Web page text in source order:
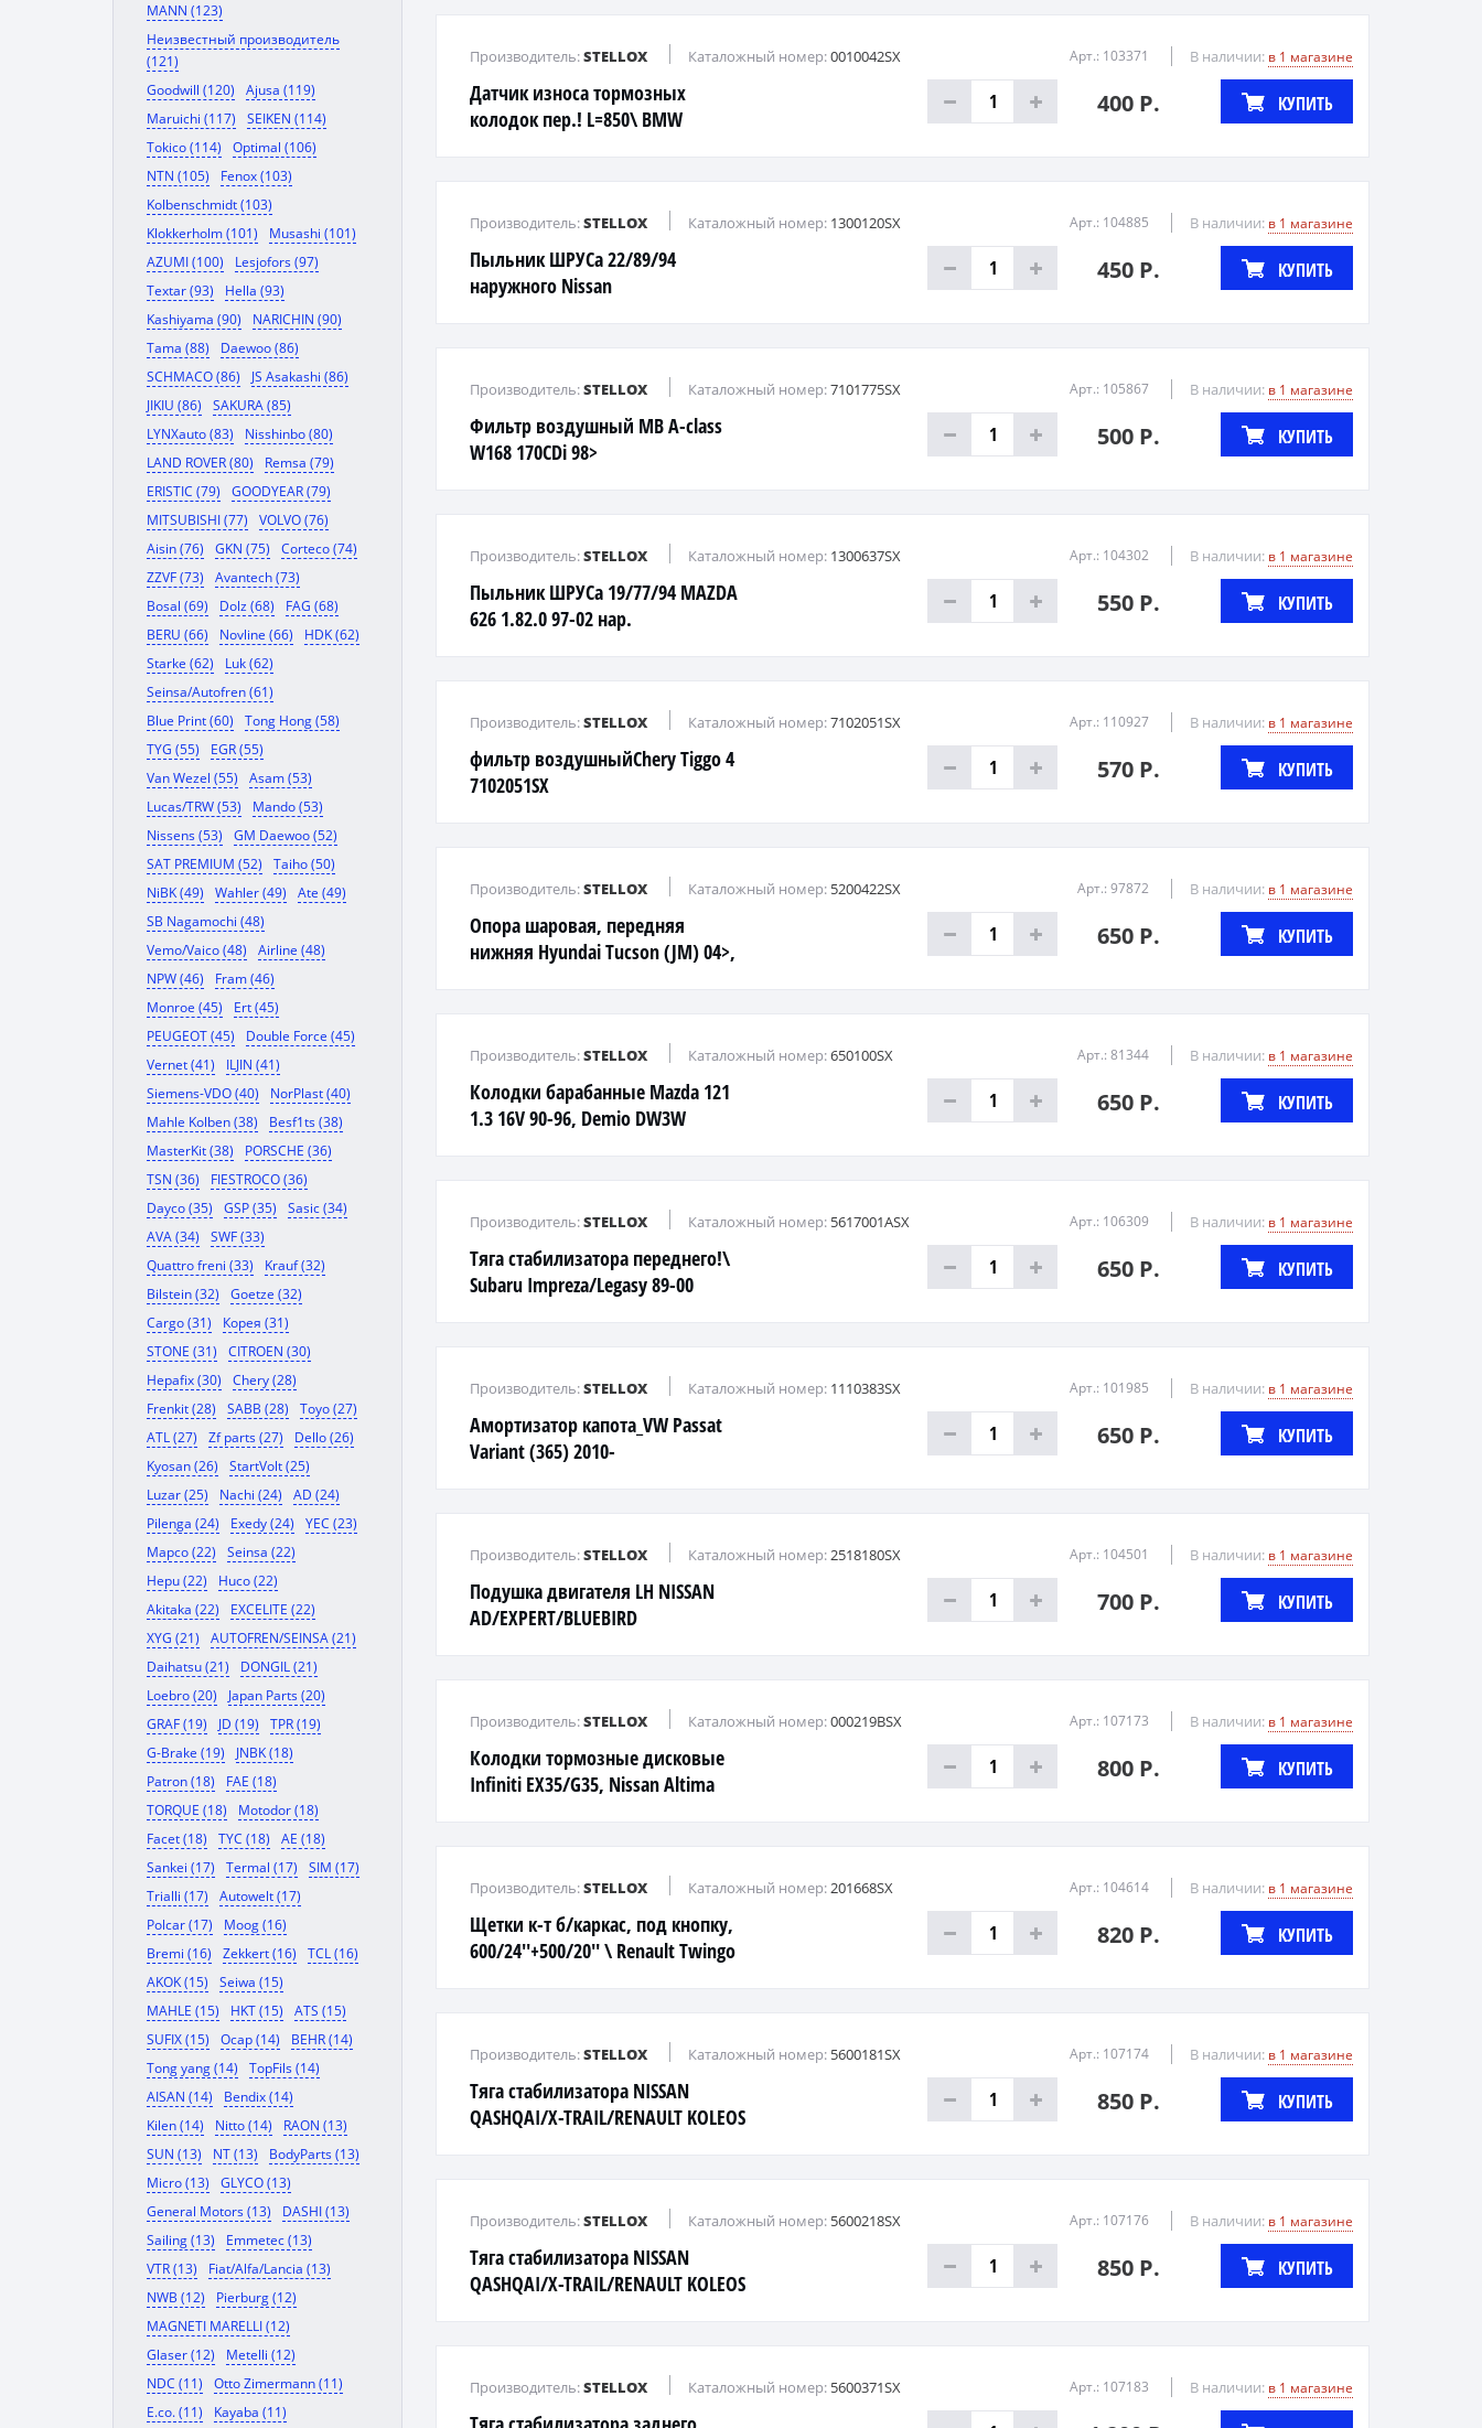
MANN (123)
Неизвестный производитель
(121)
Goodwill (120)
Ajusa (119)
Maruichi (117)
SEIKEN (114)
Tokico (114)
Optimal (106)
NTN (105)
Fenox (103)
Kolbenschmidt (103)
Klokkerholm (101)
Musashi (101)
AZUMI (100)
Lesjofors (97)
Textar (93)
Hella (93)
Kashiyama (90)
NARICHIN (90)
Tama (88)
Daewoo (86)
SCHMACO (86)
JS Asakashi (86)
JIKIU (86)
SAKURA (85)
LYNXauto (83)
Nisshinbo (80)
LAND ROVER (80)
Remsa (79)
ERISTIC (79)
GOODYEAR (79)
MITSUBISHI (77)
VOLVO (76)
Aisin (76)
GKN (75)
Corteco (74)
ZZVF (73)
Avantech (73)
Bosal (69)
Dolz (68)
FAG (68)
BERU (66)
Novline (66)
HDK (62)
Starke (62)
Luk (62)
Seinsa/Autofren (61)
Blue Print (60)
Tong Hong (58)
TYG (55)
EGR (55)
Van Wezel (55)
Asam (53)
Lucas/TRW (53)
Mando (53)
Nissens (53)
GM Daewoo (52)
SAT PREMIUM (52)
Taiho (50)
NiBK (49)
Wahler (49)
Ate (49)
SB Nagamochi (48)
Vemo/Vaico (48)
Airline (48)
NPW (46)
Fram (46)
Monroe (45)
Ert (45)
PEUGEOT (45)
Double Force (45)
Vernet (41)
ILJIN (41)
Siemens-VDO (40)
NorPlast (40)
Mahle Kolben (38)
Besf1ts (38)
MasterKit (38)
PORSCHE (36)
TSN (36)
FIESTROCO (36)
Dayco (35)
GSP (35)
Sasic (34)
AVA (34)
SWF (33)
Quattro freni (33)
Krauf (32)
Bilstein (32)
Goetze (32)
Cargo (31)
Корея (31)
STONE (31)
CITROEN (30)
Hepafix (30)
Chery (28)
Frenkit (28)
SABB (28)
Toyo (27)
ATL (27)
Zf parts (27)
Dello (26)
Kyosan (26)
StartVolt (25)
Luzar (25)
Nachi (24)
AD (24)
Pilenga (24)
Exedy (24)
YEC (23)
Mapco (22)
Seinsa (22)
Hepu (22)
Huco (22)
Akitaka (22)
EXCELITE (22)
XYG (21)
AUTOFREN/SEINSA (21)
Daihatsu (21)
DONGIL (21)
Loebro (20)
Japan Parts (20)
GRAF (19)
JD (19)
TPR (19)
G-Brake (19)
JNBK (18)
Patron (18)
FAE (18)
TORQUE (18)
Motodor (18)
Facet (18)
TYC (18)
AE (18)
Sankei (17)
Termal (17)
SIM (17)
Trialli (17)
Autowelt (17)
Polcar (17)
Moog (16)
Bremi (16)
Zekkert (16)
TCL (16)
AKOK (15)
Seiwa (15)
MAHLE (15)
HKT (15)
ATS (15)
SUFIX (15)
Ocap (14)
BEHR (14)
Tong yang (14)
TopFils (14)
AISAN (14)
Bendix (14)
Kilen (14)
Nitto (14)
RAON (13)
SUN (13)
NT (13)
BodyParts (13)
Micro (13)
GLYCO (13)
General Motors (13)
DASHI (13)
Sailing (13)
Emmetec (13)
VTR (13)
Fiat/Alfa/Lancia (13)
NWB (12)
Pierburg (12)
MAGNETI MARELLI (12)
Glaser (12)
Metelli (12)
NDC (11)
Otto Zimermann (11)
E.co. (11)
Kayaba (11)
Датчик износа тормозных
колодок пер.! L=850\ BMW
Производитель:STELLOX Каталожный номер:0010042SX Арт.: 103371 В наличии: в 1 магазине
400 Р. КУПИТЬ
Пыльник ШРУСа 22/89/94
наружного Nissan
Производитель:STELLOX Каталожный номер: 1300120SX Арт.: 104885 В наличии: в 1 магазине
450 Р. КУПИТЬ
Фильтр воздушный MB A-class
W168 170CDi 98>
Производитель:STELLOX Каталожный номер:7101775SX Арт.: 105867 В наличии: в 1 магазине
500 Р. КУПИТЬ
Пыльник ШРУСа 19/77/94 MAZDA
626 1.82.0 97-02 нар.
Производитель:STELLOX Каталожный номер: 1300637SX Арт.: 104302 В наличии: в 1 магазине
550 Р. КУПИТЬ
фильтр воздушныйChery Tiggo 4
7102051SX
Производитель:STELLOX Каталожный номер:7102051SX Арт.: 110927 В наличии: в 1 магазине
570 Р. КУПИТЬ
Опора шаровая, передняя
нижняя Hyundai Tucson (JM) 04>,
Производитель:STELLOX Каталожный номер: 5200422SX Арт.: 97872 В наличии: в 1 магазине
650 Р. КУПИТЬ
Колодки барабанные Mazda 121
1.3 16V 90-96, Demio DW3W
Производитель:STELLOX Каталожный номер:650100SX Арт.: 81344 В наличии: в 1 магазине
650 Р. КУПИТЬ
Тяга стабилизатора переднего!\
Subaru Impreza/Legasy 89-00
Производитель:STELLOX Каталожный номер: 5617001ASX Арт.: 106309 В наличии: в 1 магазине
650 Р. КУПИТЬ
Амортизатор капота_VW Passat
Variant (365) 2010-
Производитель:STELLOX Каталожный номер: 1110383SX Арт.: 101985 В наличии: в 1 магазине
650 Р. КУПИТЬ
Подушка двигателя LH NISSAN
AD/EXPERT/BLUEBIRD
Производитель:STELLOX Каталожный номер:2518180SX Арт.: 104501 В наличии: в 1 магазине
700 Р. КУПИТЬ
Колодки тормозные дисковые
Infiniti EX35/G35, Nissan Altima
Производитель:STELLOX Каталожный номер:000219BSX Арт.: 107173 В наличии: в 1 магазине
800 Р. КУПИТЬ
Щетки к-т б/каркас, под кнопку,
600/24''+500/20'' \ Renault Twingo
Производитель:STELLOX Каталожный номер:201668SX Арт.: 104614 В наличии: в 1 магазине
820 Р. КУПИТЬ
Тяга стабилизатора NISSAN
QASHQAI/X-TRAIL/RENAULT KOLEOS
Производитель:STELLOX Каталожный номер: 5600181SX Арт.: 107174 В наличии: в 1 магазине
850 Р. КУПИТЬ
Тяга стабилизатора NISSAN
QASHQAI/X-TRAIL/RENAULT KOLEOS
Производитель:STELLOX Каталожный номер: 5600218SX Арт.: 107176 В наличии: в 1 магазине
850 Р. КУПИТЬ
Производитель:STELLOX Каталожный номер: 5600371SX Арт.: 107183 В наличии: в 1 магазине